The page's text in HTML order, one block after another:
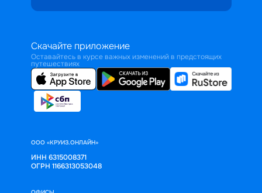
Скачайте приложение
Оставайтесь в курсе важных изменений в предстоящих
путешествиях
ООО «КРУИЗ.ОНЛАЙН»
ИНН 6315008371
ОГРН 1166313053048